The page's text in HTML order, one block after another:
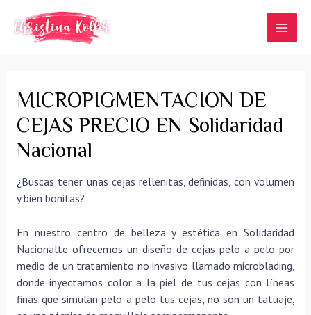
contenido
MICROPIGMENTACION DE
CEJAS PRECIO EN Solidaridad
Nacional
¿Buscas tener unas cejas rellenitas, definidas, con volumen
y bien bonitas?
En nuestro centro de belleza y estética en Solidaridad
Nacionalte ofrecemos un diseño de cejas pelo a pelo por
medio de un tratamiento no invasivo llamado microblading,
donde inyectamos color a la piel de tus cejas con líneas
finas que simulan pelo a pelo tus cejas, no son un tatuaje,